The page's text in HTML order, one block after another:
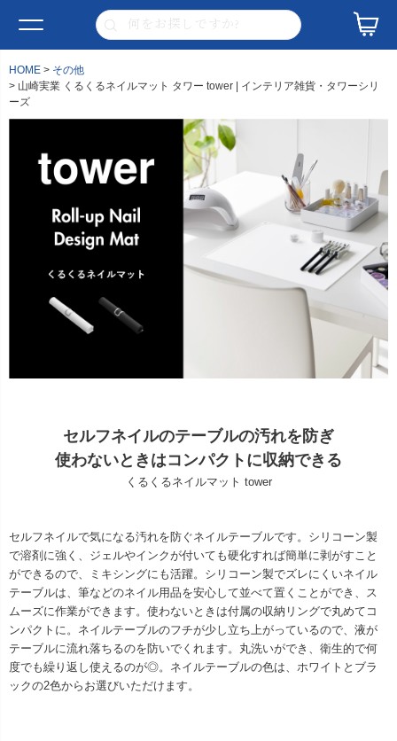
HOME
その他
山崎実業 くるくるネイルマット タワー tower | インテリア雑貨・タワーシリ
ーズ
セルフネイルのテーブルの汚れを防ぎ
使わないときはコンパクトに収納できる
くるくるネイルマット tower
セルフネイルで気になる汚れを防ぐネイルテーブルです。シリコーン製
で溶剤に強く、ジェルやインクが付いても硬化すれば簡単に剥がすこと
ができるので、ミキシングにも活躍。シリコーン製でズレにくいネイル
テーブルは、筆などのネイル用品を安心して並べて置くことができ、ス
ムーズに作業ができます。使わないときは付属の収納リングで丸めてコ
ンパクトに。ネイルテーブルのフチが少し立ち上がっているので、液が
テーブルに流れ落ちるのを防いでくれます。丸洗いができ、衛生的で何
度でも繰り返し使えるのが◎。ネイルテーブルの色は、ホワイトとブラ
ックの2色からお選びいただけます。